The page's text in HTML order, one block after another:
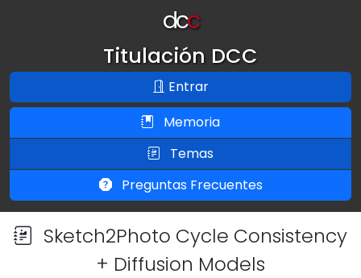
dcc
Titulación DCC
Entrar
Memoria
Temas
Preguntas Frecuentes
Sketch2Photo Cycle Consistency
+ Diffusion Models